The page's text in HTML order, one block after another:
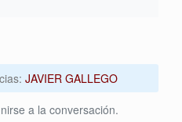
JAVIER GALLEGO
a la conversación.